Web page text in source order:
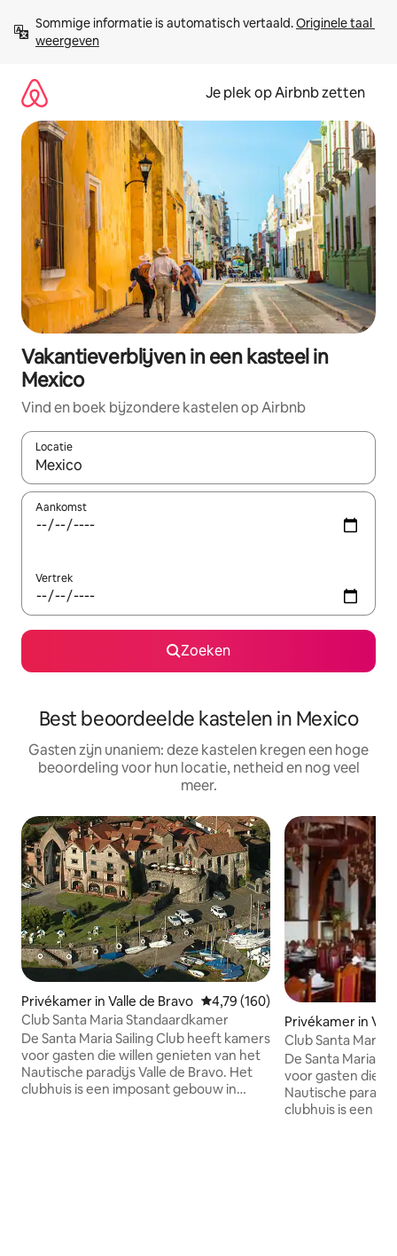
direct
naar
Sommige informatie is automatisch vertaald. Originele taal
weergeven
Je plek op Airbnb zetten
Vakantieverblijven in een kasteel in
Mexico
Vind en boek bijzondere kastelen op Airbnb
Locatie
Wanneer er resultaten beschikbaar zijn, maak je een keuze
Aankomst
Vertrek
Zoeken
Best beoordeelde kastelen in Mexico
Gasten zijn unaniem: deze kastelen kregen een hoge
beoordeling voor hun locatie, netheid en nog veel
meer.
Privékamer in Valle de Bravo Gemiddelde beoordeling van
4,79 (160)
Club Santa Maria Standaardkamer
De Santa Maria Sailing Club heeft kamers
voor gasten die willen genieten van het
Nautische paradijs Valle de Bravo. Het
clubhuis is een imposant gebouw in
Privékamer in
Club Santa Maria
het meer
De Santa Maria
voor gasten die
Nautische
clubhuis is een